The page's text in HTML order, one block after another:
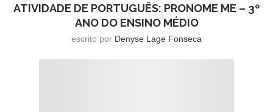
ATIVIDADE DE PORTUGUÊS: PRONOME ME – 3º
ANO DO ENSINO MÉDIO
escrito por Denyse Lage Fonseca